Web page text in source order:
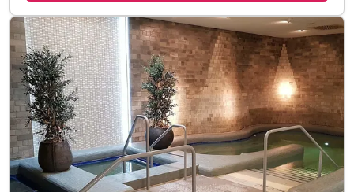
1 x Prosecco & Pralinen auf Ihrem Zimmer
1 x Romantisch dekoriertes Zimmer
1 x Bademantel & Slipper auf dem Zimmer
inkl. Ruhe & Entspannung in unserer Sauna
inkl. Fahrt mit d. Selketalbahn-Kurtaxenleistung
inkl. romantische Zeit in unserem Hotelkino
inkl. W-LAN
Late Check-Out bis 13.00 Uhr nach Verfügbarkeit